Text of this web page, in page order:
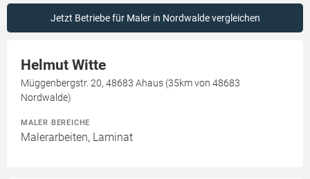
Jetzt Betriebe für Maler in Nordwalde vergleichen
Helmut Witte
Müggenbergstr. 20, 48683 Ahaus (35km von 48683
Nordwalde)
MALER BEREICHE
Malerarbeiten, Laminat